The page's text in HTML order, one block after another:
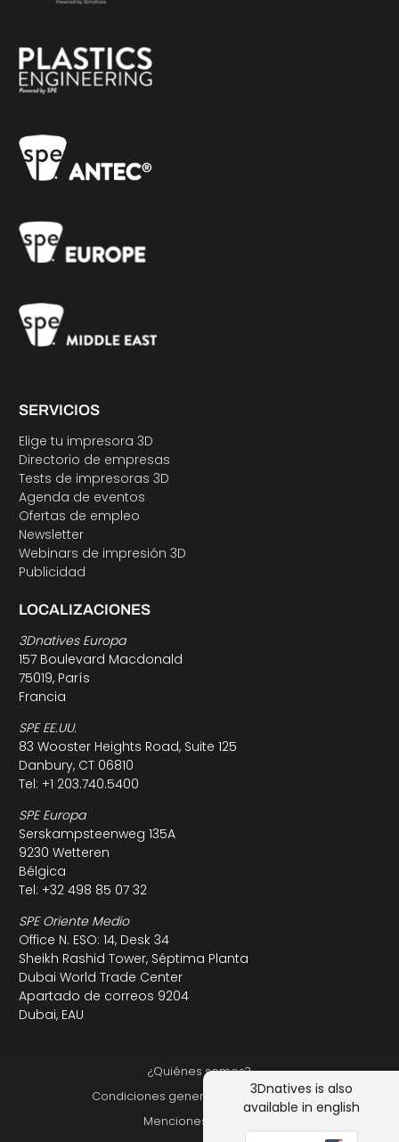
SERVICIOS
Elige tu impresora 3D
Directorio de empresas
Tests de impresoras 3D
Agenda de eventos
Ofertas de empleo
Newsletter
Webinars de impresión 3D
Publicidad
LOCALIZACIONES
3Dnatives Europa
157 Boulevard Macdonald
75019, París
Francia
SPE EE.UU.
83 Wooster Heights Road, Suite 125
Danbury, CT 06810
Tel: +1 203.740.5400
SPE Europa
Serskampsteenweg 135A
9230 Wetteren
Bélgica
Tel: +32 498 85 07 32
SPE Oriente Medio
Office N. ESO: 14, Desk 34
Sheikh Rashid Tower, Séptima Planta
Dubai World Trade Center
Apartado de correos 9204
Dubai, EAU
¿Quiénes somos?
Condiciones generales de utilización
Menciones Legales
3Dnatives is also
available in english